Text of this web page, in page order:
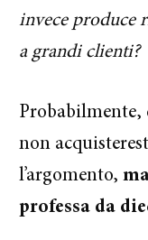
invece produce
a grandi clienti?
non
l’argomento,
professa da